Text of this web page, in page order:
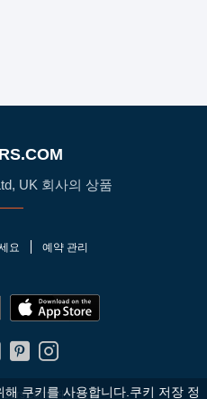
UK 회사의 상품
요 예약 관리
판권 소유
쿠키를 사용합니다.쿠키 저장 정